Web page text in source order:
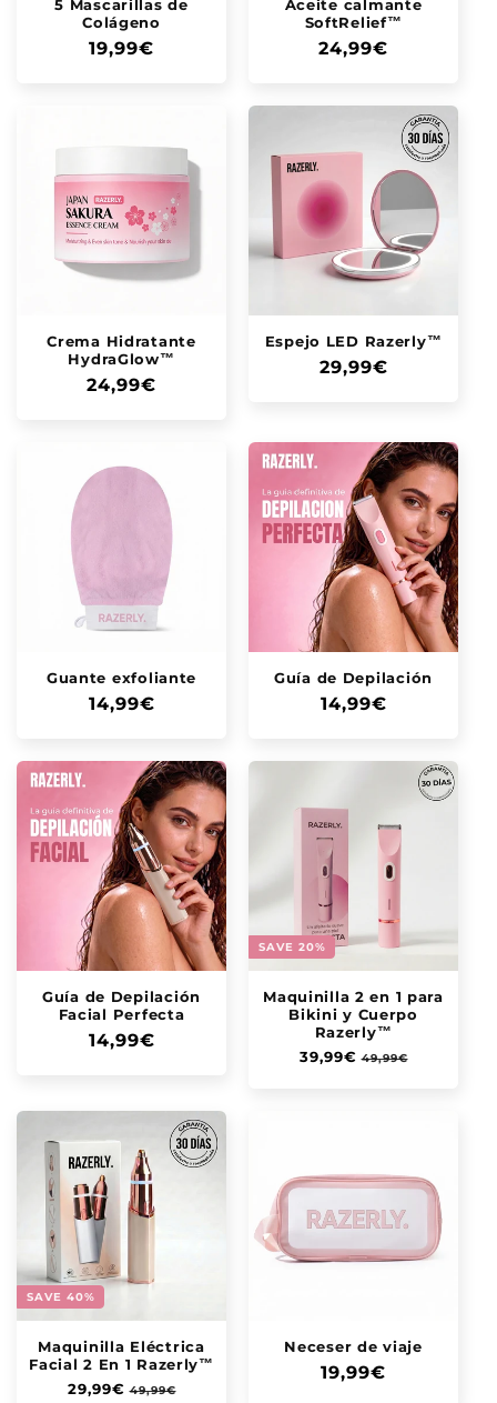
5 Mascarillas de
Colágeno
Precio
19,99€
Aceite calmante
SoftRelief™
Precio
24,99€
Crema Hidratante
HydraGlow™
Precio
24,99€
Espejo LED Razerly™
Precio
29,99€
Guante exfoliante
Precio
14,99€
Guía de Depilación
Precio
14,99€
Guía de Depilación
Facial Perfecta
Precio
14,99€
SAVE 20%
Maquinilla 2 en 1 para
Bikini y Cuerpo
Razerly™
Precio
39,99€ Precio
49,99€
SAVE 40%
Maquinilla Eléctrica
Facial 2 En 1 Razerly™
Precio
29,99€ Precio
49,99€
Neceser de viaje
Precio
19,99€